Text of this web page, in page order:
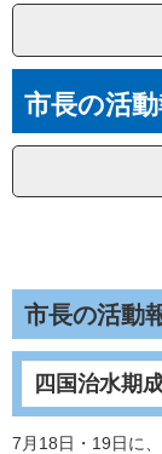
文市長の活
市長の活動
四国治水期
7月18日・19日に